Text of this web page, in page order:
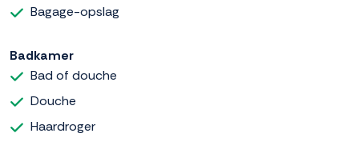
Bagage-opslag
Badkamer
Bad of douche
Douche
Haardroger